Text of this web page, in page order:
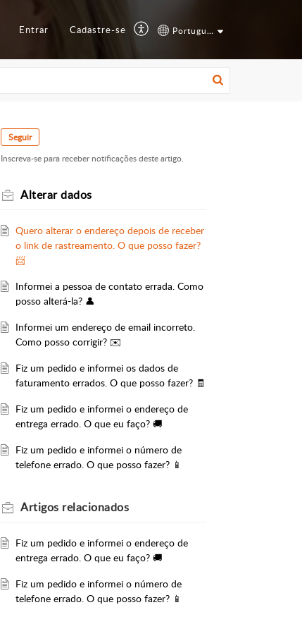
Entrar Cadastre-se Português (Brazil)
Seguir
Inscreva-se para receber notificações deste artigo.
Alterar dados
Quero alterar o endereço depois de receber
o link de rastreamento. O que posso fazer?
📨
Informei a pessoa de contato errada. Como
posso alterá-la? 👤
Informei um endereço de email incorreto.
Como posso corrigir? ✉️
Fiz um pedido e informei os dados de
faturamento errados. O que posso fazer? 🧾
Fiz um pedido e informei o endereço de
entrega errado. O que eu faço? 🚚
Fiz um pedido e informei o número de
telefone errado. O que posso fazer? 📱
Artigos relacionados
Fiz um pedido e informei o endereço de
entrega errado. O que eu faço? 🚚
Fiz um pedido e informei o número de
telefone errado. O que posso fazer? 📱